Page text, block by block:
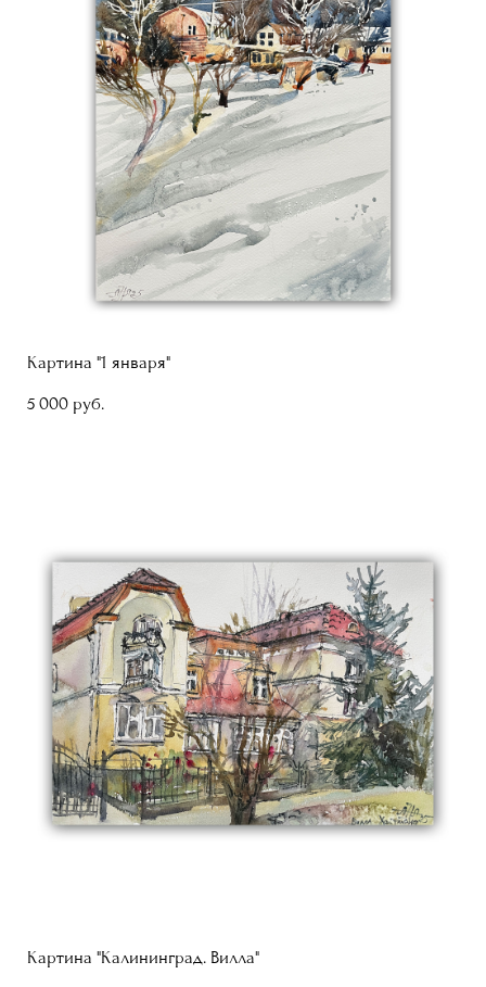
Картина "1 января"
5 000 pуб.
Картина "Калининград. Вилла"